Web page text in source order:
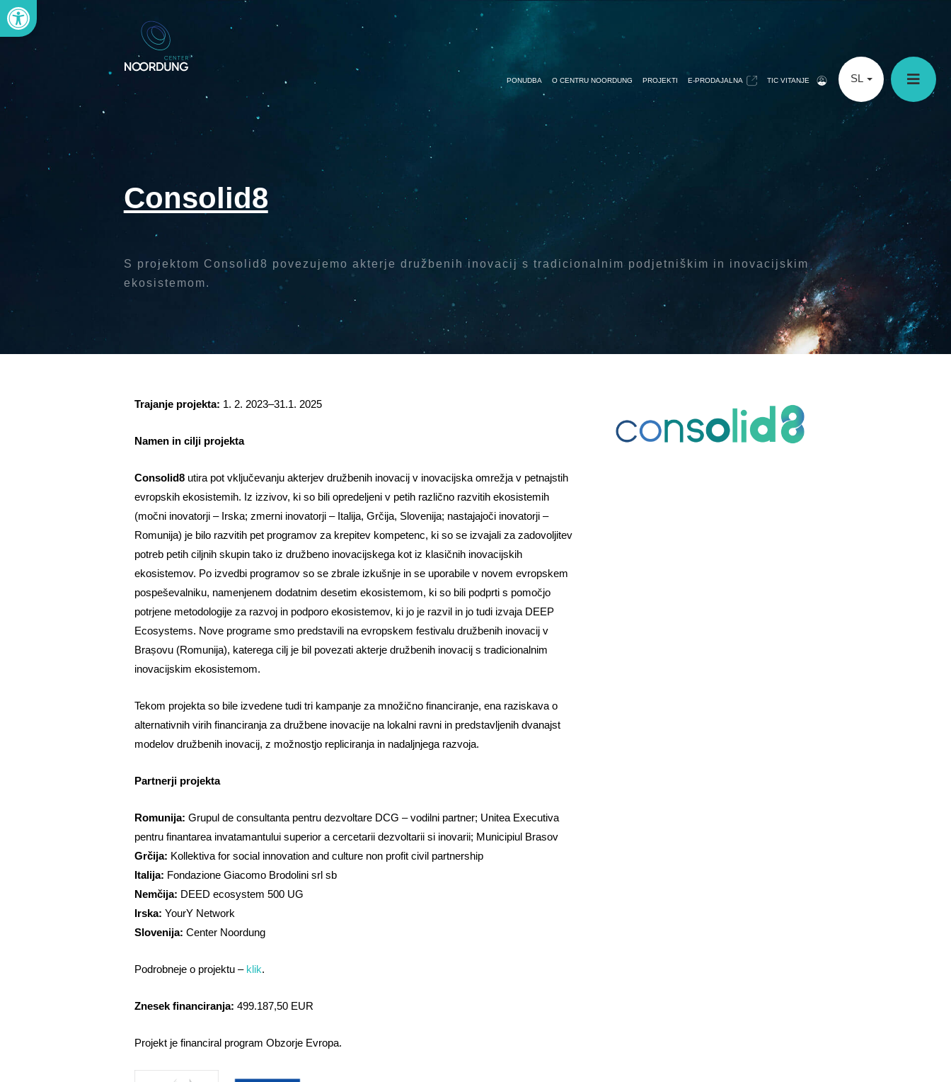
Open toolbar
SL
PONUDBA O CENTRU NOORDUNG PROJEKTI E-PRODAJALNA TIC VITANJE
Consolid8
S projektom Consolid8 povezujemo akterje družbenih inovacij s tradicionalnim podjetniškim in inovacijskim
ekosistemom.
Trajanje projekta: 1. 2. 2023–31.1. 2025
Namen in cilji projekta
Consolid8utira pot vključevanju akterjev družbenih inovacij v inovacijska omrežja v petnajstih
evropskih ekosistemih. Iz izzivov, ki so bili opredeljeni v petih različno razvitih ekosistemih
(močni inovatorji – Irska; zmerni inovatorji – Italija, Grčija, Slovenija; nastajajoči inovatorji –
Romunija) je bilo razvitih pet programov za krepitev kompetenc, ki so se izvajali za zadovoljitev
potreb petih ciljnih skupin tako iz družbeno inovacijskega kot iz klasičnih inovacijskih
ekosistemov. Po izvedbi programov so se zbrale izkušnje in se uporabile v novem evropskem
pospeševalniku, namenjenem dodatnim desetim ekosistemom, ki so bili podprti s pomočjo
potrjene metodologije za razvoj in podporo ekosistemov, ki jo je razvil in jo tudi izvaja DEEP
Ecosystems. Nove programe smo predstavili na evropskem festivalu družbenih inovacij v
Brașovu (Romunija), katerega cilj je bil povezati akterje družbenih inovacij s tradicionalnim
inovacijskim ekosistemom.
Tekom projekta so bile izvedene tudi tri kampanje za množično financiranje, ena raziskava o
alternativnih virih financiranja za družbene inovacije na lokalni ravni in predstavljenih dvanajst
modelov družbenih inovacij, z možnostjo repliciranja in nadaljnjega razvoja.
Partnerji projekta
Romunija: Grupul de consultanta pentru dezvoltare DCG – vodilni partner; Unitea Executiva
pentru finantarea invatamantului superior a cercetarii dezvoltarii si inovarii; Municipiul Brasov
Grčija: Kollektiva for social innovation and culture non profit civil partnership
Italija: Fondazione Giacomo Brodolini srl sb
Nemčija: DEED ecosystem 500 UG
Irska: YourY Network
Slovenija: Center Noordung
Podrobneje o projektu – klik.
Znesek financiranja: 499.187,50 EUR
Projekt je financiral program Obzorje Evropa.